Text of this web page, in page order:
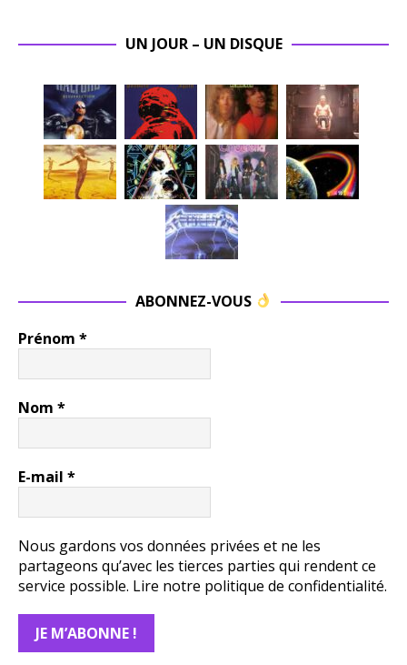
UN JOUR – UN DISQUE
ABONNEZ-VOUS
Prénom *
Nom *
E-mail *
Nous gardons vos données privées et ne les
partageons qu’avec les tierces parties qui rendent ce
service possible. Lire notre politique de confidentialité.